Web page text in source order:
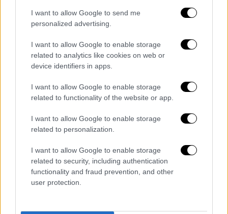
I want to allow Google to send me
personalized advertising.
I want to allow Google to enable storage
related to analytics like cookies on web or
device identifiers in apps.
I want to allow Google to enable storage
related to functionality of the website or app.
I want to allow Google to enable storage
related to personalization.
I want to allow Google to enable storage
related to security, including authentication
functionality and fraud prevention, and other
user protection.
Όσον αφορά στον λόγο που ο ίδιος
αποφάσισε να αναλάβει την υπεράσπιση του
Γιάννη Παρασκάκη, ο δικηγόρος δηλώνει:
«Συμφώνησα υπό τον όρο να μην επιχειρήσω
προϋπόθεση ότι θα υποβαλλόταν σε
ψυχιατρική εξέταση. Προκειμένου να
αποδοθεί τιμωρία, ένας κατηγορούμενος
πρέπει να έχει έναν συνήγορο υπεράσπισης,
σύμφωνα με τους νόμους και το Σύνταγμα της
χώρας», ενώ τονίζει ότι το έργο της
Δικαιοσύνης έπρεπε να επισπευστεί.
Διαβάστε